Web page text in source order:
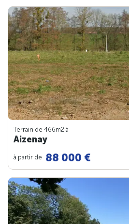
Terrain de 466m2 à
Aizenay
à partir de 88 000 €